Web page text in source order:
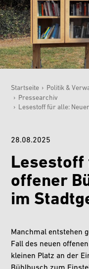
Sie sind hier:
Startseite › Politik &
› Pressearchiv
› Lesestoff für alle:
28.08.2025
Lesestoff
offener
im
Manchmal entstehen
Fall des neuen
kleinen Platz an der